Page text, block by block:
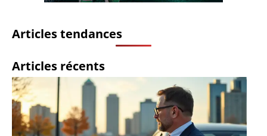
Articles tendances
Articles récents